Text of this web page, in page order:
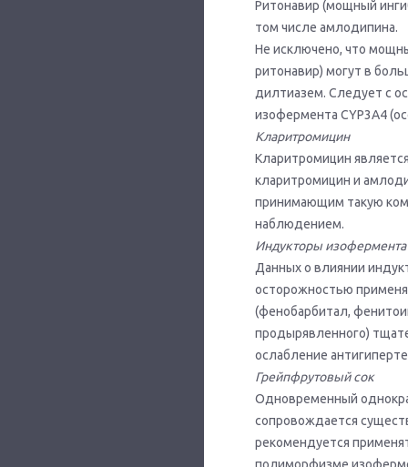
Ритонавир (мощный
том числе амлодипина.
Не исключено, что
ритонавир) могут в
дилтиазем. Следует с
изофермента CYP3A4
Кларитромицин
Кларитромицин
кларитромицин и
принимающим такую
наблюдением.
Индукторы изофермента
Данных о влиянии
осторожностью
(фенобарбитал,
продырявленного)
ослабление
Грейпфрутовый сок
Одновременный
сопровождается
рекомендуется
полиморфизме